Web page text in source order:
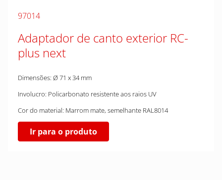
97014
Adaptador de canto exterior RC-
plus next
Dimensões: Ø 71 x 34 mm
Involucro: Policarbonato resistente aos raios UV
Cor do material: Marrom mate, semelhante RAL8014
Ir para o produto